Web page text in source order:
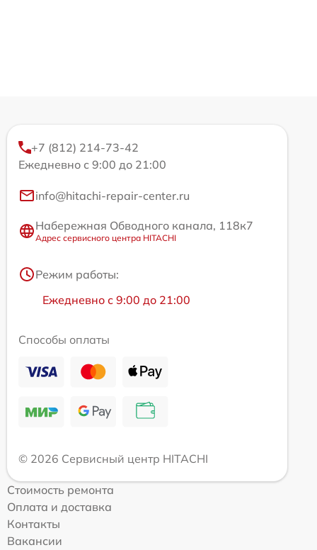
+7 (812) 214-73-42
Ежедневно с 9:00 до 21:00
info@hitachi-repair-center.ru
Набережная Обводного канала, 118к7
Адрес сервисного центра HITACHI
Режим работы:
Ежедневно с 9:00 до 21:00
Способы оплаты
© 2026 Сервисный центр HITACHI
Стоимость ремонта
Оплата и доставка
Контакты
Вакансии